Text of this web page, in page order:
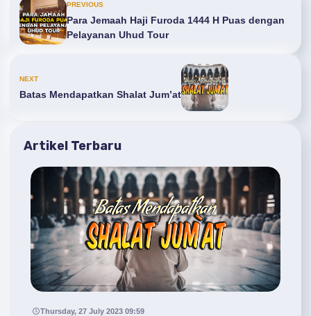
Artikel Terbaru
Thursday, 27 July 2023 09:59
PREVIOUS
Para Jemaah Haji Furoda 1444 H Puas dengan
Pelayanan Uhud Tour
NEXT
Batas Mendapatkan Shalat Jum’at